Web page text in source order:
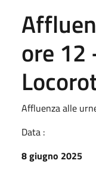
ore 12
Affluenza alle
Data :
8 giugno 2025